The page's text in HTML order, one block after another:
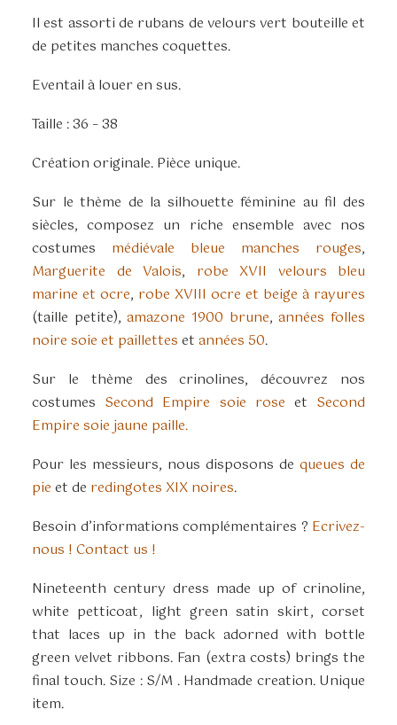
Il est assorti de rubans de velours vert bouteille et
de petites manches coquettes.
Eventail à louer en sus.
Taille : 36 – 38
Création originale. Pièce unique.
Sur le thème de la silhouette féminine au fil des
siècles, composez un riche ensemble avec nos
costumes médiévale bleue manches rouges,
Marguerite de Valois, robe XVII velours bleu
marine et ocre, robe XVIII ocre et beige à rayures
(taille petite),amazone 1900 brune,années folles
noire soie et paillettes et années 50.
Sur le thème des crinolines, découvrez nos
costumes Second Empire soie rose et Second
Empire soie jaune paille.
Pour les messieurs, nous disposons de queues de
pie et de redingotes XIX noires.
Besoin d’informations complémentaires ? Ecrivez-
nous ! Contact us !
Nineteenth century dress made up of crinoline,
white petticoat, light green satin skirt, corset
that laces up in the back adorned with bottle
green velvet ribbons. Fan (extra costs) brings the
final touch. Size : S/M . Handmade creation. Unique
item.